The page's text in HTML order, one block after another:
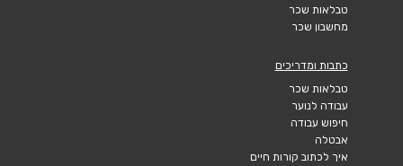
טבלאות שכר
מחשבון שכר
כתבות ומדריכים
טבלאות שכר
עבודה לנוער
חיפוש עבודה
אבטלה
איך לכתוב קורות חיים